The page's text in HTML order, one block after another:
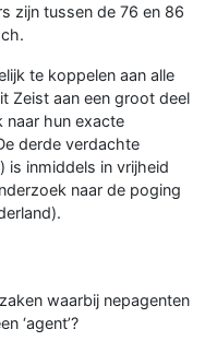
zijn tussen de 76 en 86
te koppelen aan alle
Zeist aan een groot deel
naar hun exacte
derde verdachte
is inmiddels in vrijheid
naar de poging
waarbij nepagenten
‘agent’?